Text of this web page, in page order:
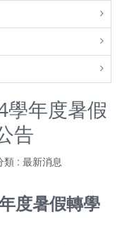
學年度暑假
告
類 : 最新消息
度暑假轉學